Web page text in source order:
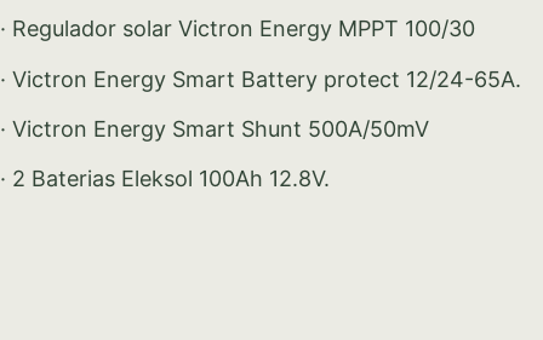
· Regulador solar Victron Energy MPPT 100/30
· Victron Energy Smart Battery protect 12/24-65A.
· Victron Energy Smart Shunt 500A/50mV
· 2 Baterias Eleksol 100Ah 12.8V.